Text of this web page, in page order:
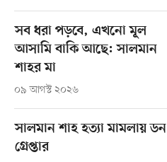
সব ধরা পড়বে, এখনো মূল
আসামি বাকি আছে: সালমান
শাহর মা
০৯ আগস্ট ২০২৬
সালমান শাহ হত্যা মামলায় ডন
গ্রেপ্তার